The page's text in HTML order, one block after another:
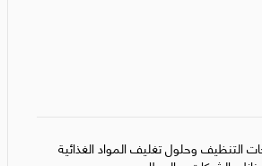
التنظيف وحلول تغليف المواد الغذائية